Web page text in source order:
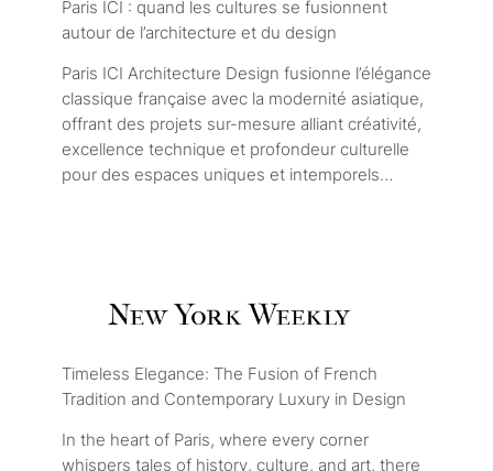
Paris ICI : quand les cultures se fusionnent
autour de l’architecture et du design
Paris ICI Architecture Design fusionne l’élégance
classique française avec la modernité asiatique,
offrant des projets sur-mesure alliant créativité,
excellence technique et profondeur culturelle
pour des espaces uniques et intemporels…
Timeless Elegance: The Fusion of French
Tradition and Contemporary Luxury in Design
In the heart of Paris, where every corner
whispers tales of history, culture, and art, there